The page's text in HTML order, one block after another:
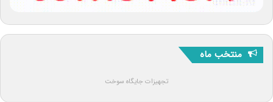
منتخب ماه
تجهیزات جایگاه سوخت